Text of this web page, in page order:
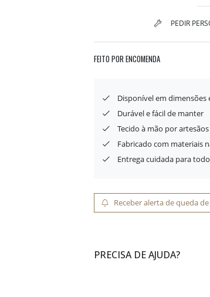
PEDIR
FEITO POR ENCOMENDA
Disponível em
Durável e fácil de manter
Tecido à mão por
Fabricado com materiais
Entrega cuidada para
Receber alerta de queda
PRECISA DE AJUDA?